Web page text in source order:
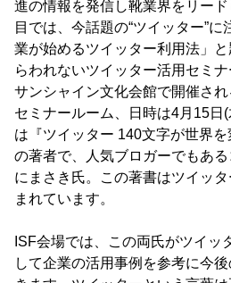
進の情報を発信し靴業界をリー
目では、今話題の“ツイッター”
業が始めるツイッター利用法」
らわれないツイッター活用セミ
サンシャイン文化会館で開催さ
セミナールーム、日時は4月15日
は『ツイッター 140文字が世界
の著者で、人気ブロガーでもあ
にまさき氏。この著書はツイッ
まれています。
ISF会場では、この両氏がツイッ
して企業の活用事例を参考に今